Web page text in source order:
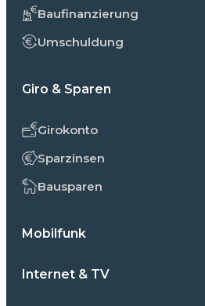
Baufinanzierung
Umschuldung
Giro & Sparen
Girokonto
Sparzinsen
Bausparen
Mobilfunk
Internet & TV